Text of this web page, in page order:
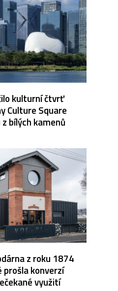
kulturní čtvrť
Culture Square
bílých kamenů
z roku 1874
prošla konverzí
využití